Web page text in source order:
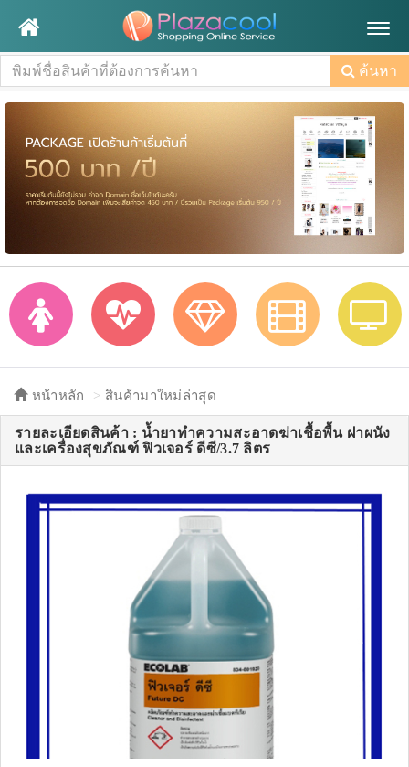
ค้นหา
หน้าหลัก สินค้ามาใหม่ล่าสุด
รายละเอียดสินค้า : น้ำยาทำความสะอาดฆ่าเชื้อพื้น ฝาผนัง
และเครื่องสุขภัณฑ์ ฟิวเจอร์ ดีซี/3.7 ลิตร